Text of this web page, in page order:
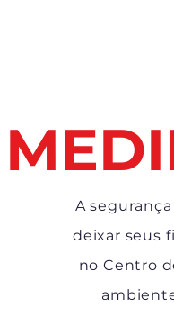
A
deixar seus
no Centro